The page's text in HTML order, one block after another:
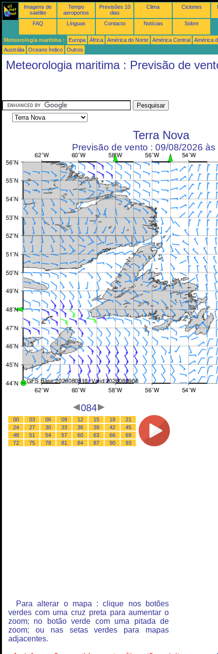
Imagens de
satélite
Tempo
aeroportos
Previsões 10
dias
Clima Ciclones
FAQ Línguas Contacto Notícias Sobre
Meteorologia maritima : Europa África América do Norte América Central
América
Austrália
Oceano Índico Outros
Meteorologia maritima : Previsão de
Terra Nova
Previsão de vento : 09/08/2026 às
084
00 03 06 09 12 15 18
21
24
27 30 33 36 39 42
45
48
51 54 57 60 63 66
69
72
75 78 81 84 87 90 93
Para alterar o mapa : clique nos botões
verdes com uma cruz preta para aumentar o
zoom; no botão verde com uma pitada de
zoom; ou nas setas verdes para mapas
adjacentes.